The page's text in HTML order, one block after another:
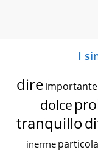
I
dire importante
dolce
tranquillo
inerme